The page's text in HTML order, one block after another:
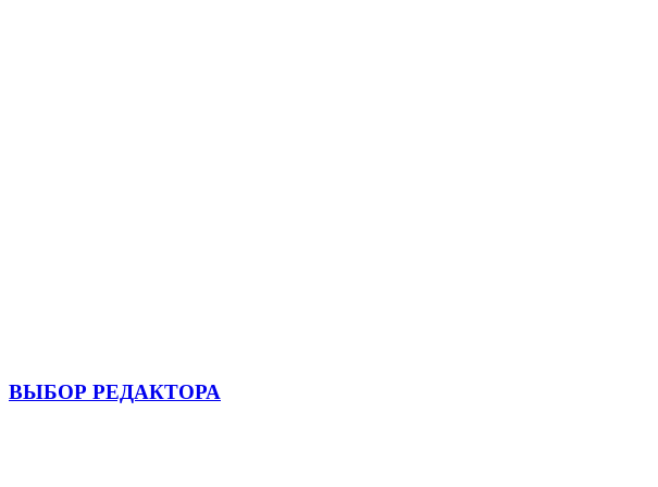
ВЫБОР РЕДАКТОРА